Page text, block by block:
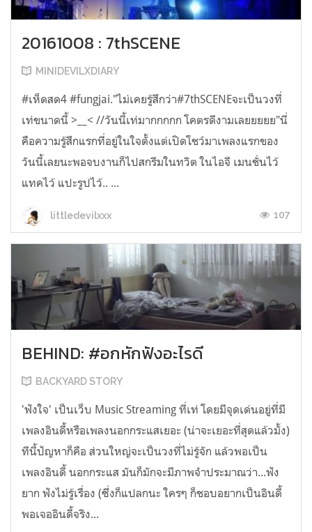
20161008 : 7thSCENE
MINIDEVILXDIARY
#เห็ดสด4 #fungjai."ไม่เคยรู้สึกว่า#7thSCENEจะเป็นวงที่
เท่ขนาดนี้ >__< //วันนี้เท่มากกกกก โคตรดีงามเลยยยยย"นี่
คือความรู้สึกแรกที่อยู่ในใจตั้งแต่เปิดโชว์มาเพลงแรกของ
วันนี้เลยนะพอจบงานก็ไปสกรีมในทวิต ในไอจี เมนชั่นไว้
แทคไว้ แปะรูปไว้.. ...
littledevilxxx 107
BEHIND: #อกหักฟังอะไรดี
BACKYARD STORY
'ฟังใจ' เป็นเว็บ Music Streaming ที่เท่ โดยมีจุดเด่นอยู่ที่มี
เพลงอินดี้หรือเพลงนอกกระแสเยอะ (น่าจะเยอะที่สุดแล้วมั้ง)
ทีนี้ปัญหาก็คือ ส่วนใหญ่จะเป็นวงที่ไม่รู้จัก แล้วพอเป็น
เพลงอินดี้ นอกกระแส มันก็มักจะมีภาพจำประมาณว่า...ฟัง
ยาก ฟังไม่รู้เรื่อง (ซึ่งก็แปลกนะ ใครๆ ก็ชอบอยากเป็นอินดี้
พอเจออินดี้จริง...